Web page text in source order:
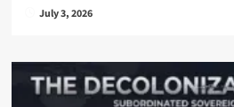
July 3, 2026